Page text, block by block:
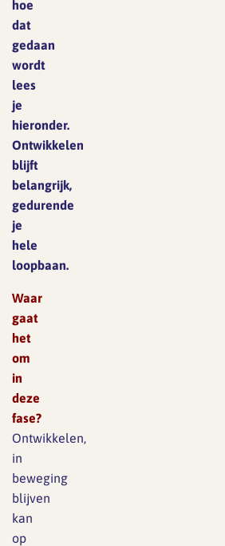
hoe
dat
gedaan
wordt
lees
je
hieronder.
Ontwikkelen
blijft
belangrijk,
gedurende
je
hele
loopbaan.
Waar
gaat
het
om
in
deze
fase?
Ontwikkelen,
in
beweging
blijven
kan
op